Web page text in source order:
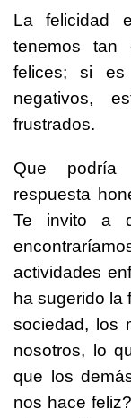
La felicidad
tenemos tan
felices; si es
negativos,
frustrados.
Que podría
respuesta
Te invito a
actividades
ha sugerido la
sociedad, los
nosotros, lo
que los
nos hace